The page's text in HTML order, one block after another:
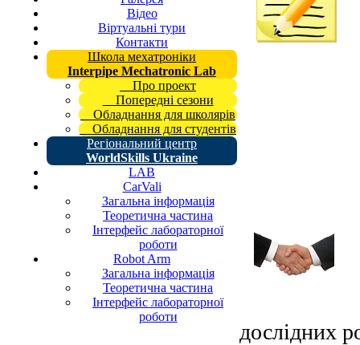
Відео
Віртуальні тури
Контакти
Школа мехатроніки
Interpipe Mechatronic Lab
Про проект
Попередні сезони
Обладнання для школярів
Обладнання для студентів
Регіональний центр
WorldSkills Ukraine
LAB
CarVali
Загальна інформація
Теоретична частина
Інтерфейс лабораторної
роботи
Robot Arm
Загальна інформація
Теоретична частина
Інтерфейс лабораторної
роботи
дослідних